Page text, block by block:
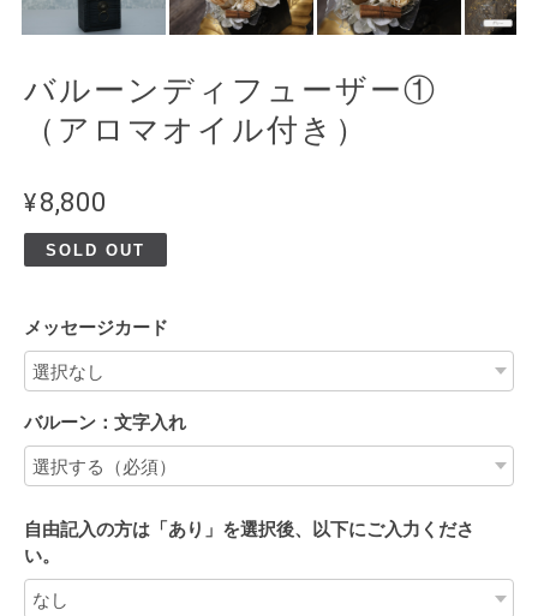
バルーンディフューザー①
（アロマオイル付き）
¥8,800
SOLD OUT
メッセージカード
バルーン：文字入れ
自由記入の方は「あり」を選択後、以下にご入力くださ
い。